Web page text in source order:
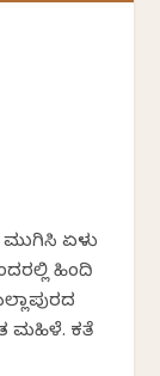
ಮುಗಿಸಿ ಏಳು
ಹಿಂದಿ
ಮಹಿಳೆ. ಕತೆ